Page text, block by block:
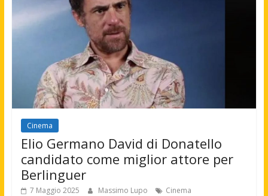
Cinema
Elio Germano David di Donatello
candidato come miglior attore per
Berlinguer
7 Maggio 2025 Massimo Lupo Cinema